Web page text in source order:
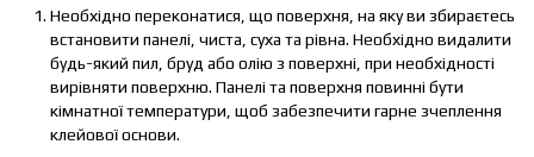
Необхідно переконатися, що поверхня, на яку ви збираєтесь
встановити панелі, чиста, суха та рівна. Необхідно видалити
будь-який пил, бруд або олію з поверхні, при необхідності
вирівняти поверхню. Панелі та поверхня повинні бути
кімнатної температури, щоб забезпечити гарне зчеплення
клейової основи.